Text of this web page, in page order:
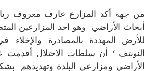
من جهة أكد المزارع عارف معروف
أبحاث الأراضي وهو احد المزارعين
للأرض المهددة بالمصادرة والإخلاء
النويتف ‘ أن سلطات الاحتلال أقدمت
الأراضي ومزارعي البلدة وتهديدهم